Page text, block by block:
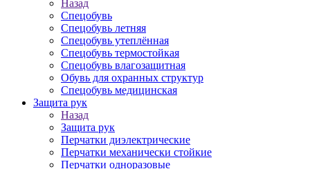
Назад
Спецобувь
Спецобувь летняя
Спецобувь утеплённая
Спецобувь термостойкая
Спецобувь влагозащитная
Обувь для охранных структур
Спецобувь медицинская
Защита рук
Назад
Защита рук
Перчатки диэлектрические
Перчатки механически стойкие
Перчатки одноразовые